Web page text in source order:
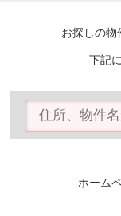
お探しの物
下記
ホーム